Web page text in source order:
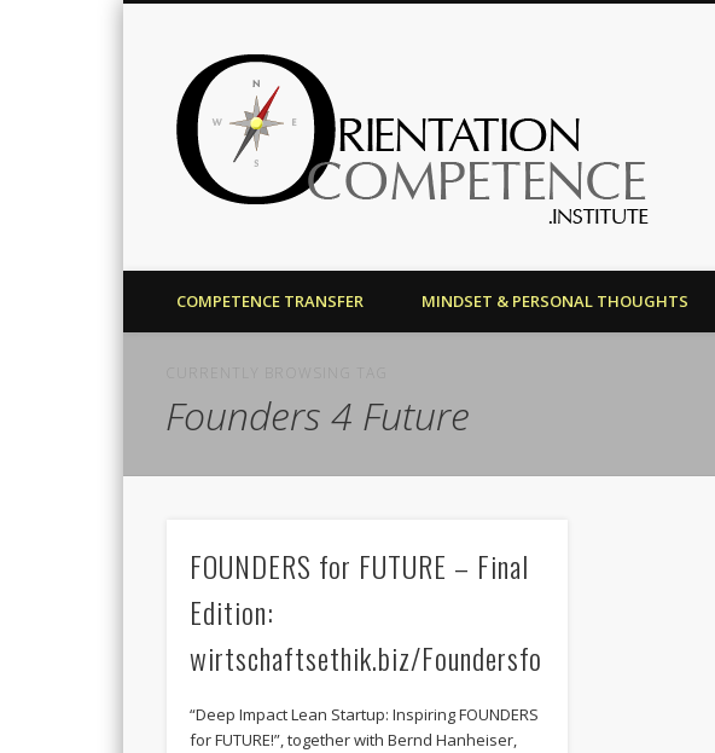
Harald J. Bolsinger
COMPETENCE TRANSFER MINDSET & PERSONAL THOUGHTS
Founders 4 Future
FOUNDERS for FUTURE – Final
Edition:
wirtschaftsethik.biz/FoundersforFuture
“Deep Impact Lean Startup: Inspiring FOUNDERS
for FUTURE!”, together with Bernd Hanheiser,